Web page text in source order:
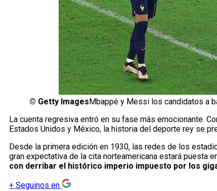
© Getty Images Mbappé y Messi los candidatos a
La cuenta regresiva entró en su fase más emocionante.
Estados Unidos y México, la historia del deporte rey se
Desde la primera edición en 1930, las redes de los
gran expectativa de la cita norteamericana estará puesta
con derribar el histórico imperio impuesto por los
+ Seguinos en